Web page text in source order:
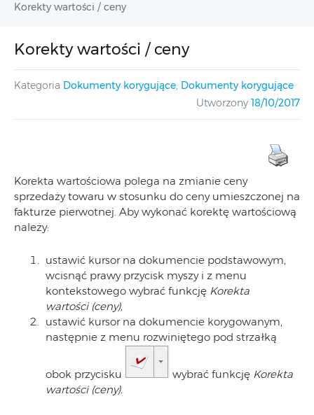
Korekty wartości / ceny
Korekty wartości / ceny
Kategoria Dokumenty korygujące, Dokumenty korygujące
Utworzony 18/10/2017
Korekta wartościowa polega na zmianie ceny
sprzedaży towaru w stosunku do ceny umieszczonej na
fakturze pierwotnej. Aby wykonać korektę wartościową
należy:
ustawić kursor na dokumencie podstawowym,
wcisnąć prawy przycisk myszy i z menu
kontekstowego wybrać funkcję Korekta
wartości (ceny),
ustawić kursor na dokumencie korygowanym,
następnie z menu rozwiniętego pod strzałką
obok przycisku wybrać funkcję Korekta
wartości (ceny).